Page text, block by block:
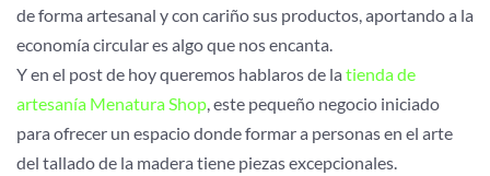
de forma artesanal y con cariño sus productos, aportando a la
economía circular es algo que nos encanta.
Y en el post de hoy queremos hablaros de la tienda de
artesanía Menatura Shop, este pequeño negocio iniciado
para ofrecer un espacio donde formar a personas en el arte
del tallado de la madera tiene piezas excepcionales.